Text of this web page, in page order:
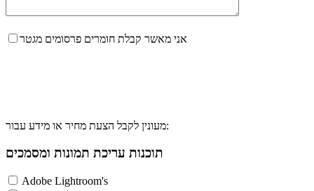
אני מאשר קבלת חומרים פרסומים מגטר
מעונין לקבל הצעת מחיר או מידע עבור:
תוכנות עריכת תמונות ומסמכים
Adobe Lightroom's